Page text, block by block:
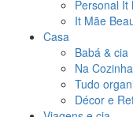
Personal It
It Mãe
Casa
Babá & cia
Na Cozinha
Tudo
Décor e